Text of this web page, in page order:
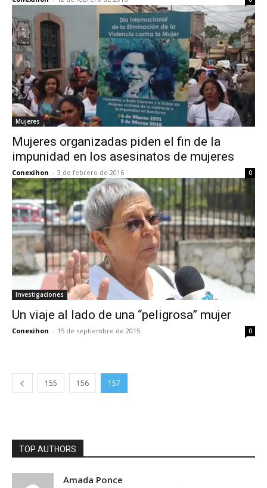
Mujeres
Mujeres organizadas piden el fin de la
impunidad en los asesinatos de mujeres
Conexihon - 3 de febrero de 2016 0
Investigaciones
Un viaje al lado de una “peligrosa” mujer
Conexihon - 15 de septiembre de 2015 0
155 156 157
TOP AUTHORS
Amada Ponce